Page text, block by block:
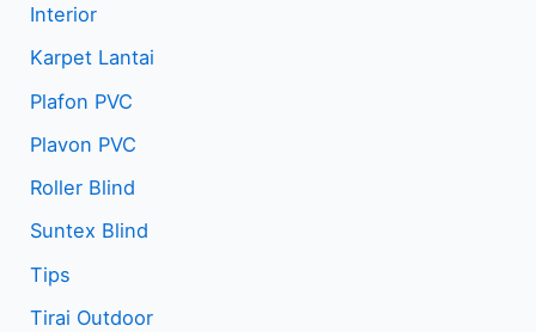
Interior
Karpet Lantai
Plafon PVC
Plavon PVC
Roller Blind
Suntex Blind
Tips
Tirai Outdoor